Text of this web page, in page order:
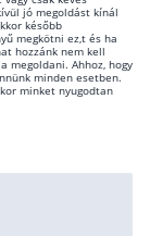
jó megoldást kínál
később
megkötni ez,t és ha
hozzánk nem kell
megoldani. Ahhoz, hogy
minden esetben.
minket nyugodtan